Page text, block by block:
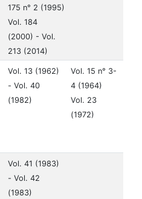
175 n° 2 (1995)
Vol. 184
(2000) - Vol.
213 (2014)
Vol. 13 (1962)
- Vol. 40
(1982)
Vol. 15 n° 3-
4 (1964)
Vol. 23
(1972)
Vol. 41 (1983)
- Vol. 42
(1983)